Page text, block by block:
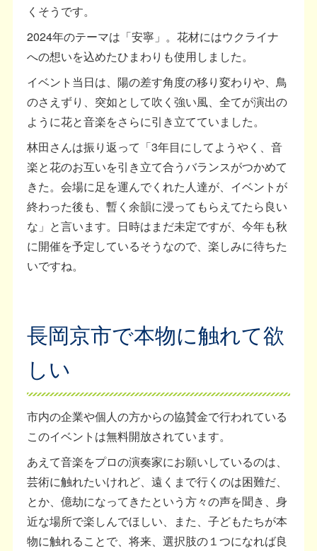
くそうです。
2024年のテーマは「安寧」。花材にはウクライナ
への想いを込めたひまわりも使用しました。
イベント当日は、陽の差す角度の移り変わりや、鳥
のさえずり、突如として吹く強い風、全てが演出の
ように花と音楽をさらに引き立てていました。
林田さんは振り返って「3年目にしてようやく、音
楽と花のお互いを引き立て合うバランスがつかめて
きた。会場に足を運んでくれた人達が、イベントが
終わった後も、暫く余韻に浸ってもらえてたら良い
な」と言います。日時はまだ未定ですが、今年も秋
に開催を予定しているそうなので、楽しみに待ちた
いですね。
長岡京市で本物に触れて欲
しい
市内の企業や個人の方からの協賛金で行われている
このイベントは無料開放されています。
あえて音楽をプロの演奏家にお願いしているのは、
芸術に触れたいけれど、遠くまで行くのは困難だ、
とか、億劫になってきたという方々の声を聞き、身
近な場所で楽しんでほしい、また、子どもたちが本
物に触れることで、将来、選択肢の１つになれば良